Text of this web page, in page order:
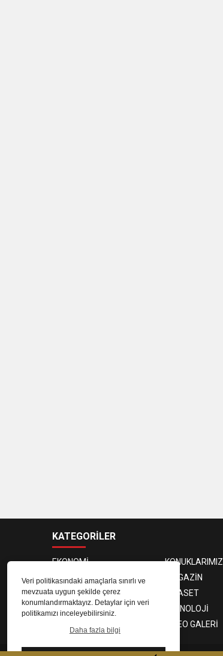
Veri politikasındaki amaçlarla sınırlı ve
mevzuata uygun şekilde çerez
konumlandırmaktayız. Detaylar için veri
politikamızı inceleyebilirsiniz.
Daha fazla bilgi
KATEGORİLER
EKONOMİ
KONUKLARIMIZ
PROGRAMCILAR
MAGAZİN
SAĞLIK
SİYASET
SPOR
TEKNOLOJİ
VIDEO GALERİ